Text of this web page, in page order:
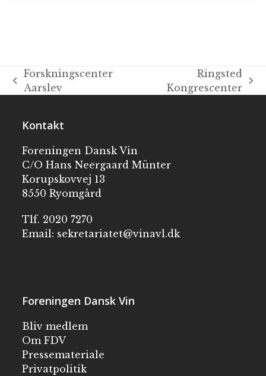
Forskningscenter
Aarslev
Ringsted
Kongrescenter
Kontakt
Foreningen Dansk Vin
C/O Hans Neergaard Münter
Korupskovvej 13
8550 Ryomgård
Tlf. 2020 7270
Email: sekretariatet@vinavl.dk
Foreningen Dansk Vin
Bliv medlem
Om FDV
Pressemateriale
Privatpolitik